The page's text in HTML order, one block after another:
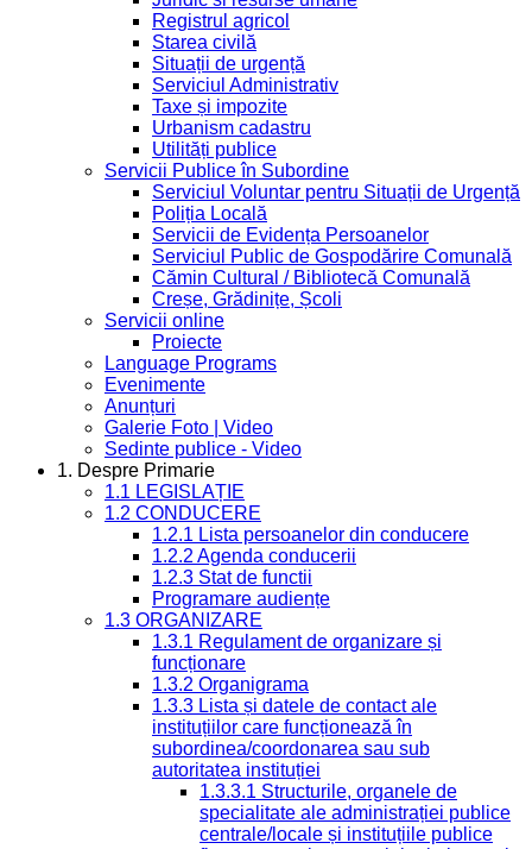
Registrul agricol
Starea civilă
Situații de urgență
Serviciul Administrativ
Taxe și impozite
Urbanism cadastru
Utilități publice
Servicii Publice în Subordine
Serviciul Voluntar pentru Situații de Urgență
Poliția Locală
Servicii de Evidența Persoanelor
Serviciul Public de Gospodărire Comunală
Cămin Cultural / Bibliotecă Comunală
Creșe, Grădinițe, Școli
Servicii online
Proiecte
Language Programs
Evenimente
Anunțuri
Galerie Foto | Video
Sedinte publice - Video
1. Despre Primarie
1.1 LEGISLAȚIE
1.2 CONDUCERE
1.2.1 Lista persoanelor din conducere
1.2.2 Agenda conducerii
1.2.3 Stat de functii
Programare audiențe
1.3 ORGANIZARE
1.3.1 Regulament de organizare și
funcționare
1.3.2 Organigrama
1.3.3 Lista și datele de contact ale
instituțiilor care funcționează în
subordinea/coordonarea sau sub
autoritatea instituției
1.3.3.1 Structurile, organele de
specialitate ale administrației publice
centrale/locale și instituțiile publice